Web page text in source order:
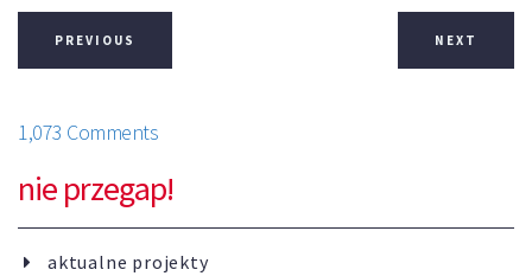
PREVIOUS NEXT
1,073 Comments
nie przegap!
aktualne projekty